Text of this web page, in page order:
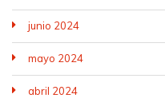
junio 2024
mayo 2024
abril 2024